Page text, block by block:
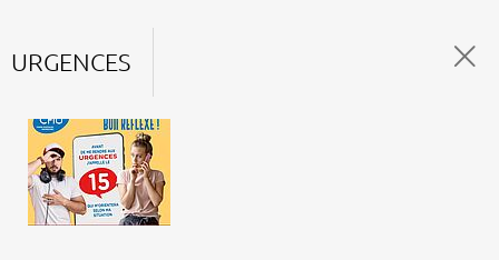
URGENCES